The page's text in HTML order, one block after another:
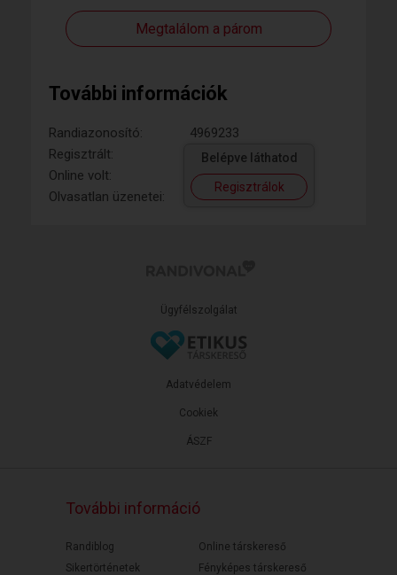
Megtalálom a párom
További információk
Randiazonosító:
4969233
Regisztrált:
Online volt:
Olvasatlan üzenetei:
Belépve láthatod
Regisztrálok
Ügyfélszolgálat
ÁSZF
Adatvédelem
Cookiek
További információ
Randiblog
Sikertörténetek
Online társkereső
Fényképes társkereső